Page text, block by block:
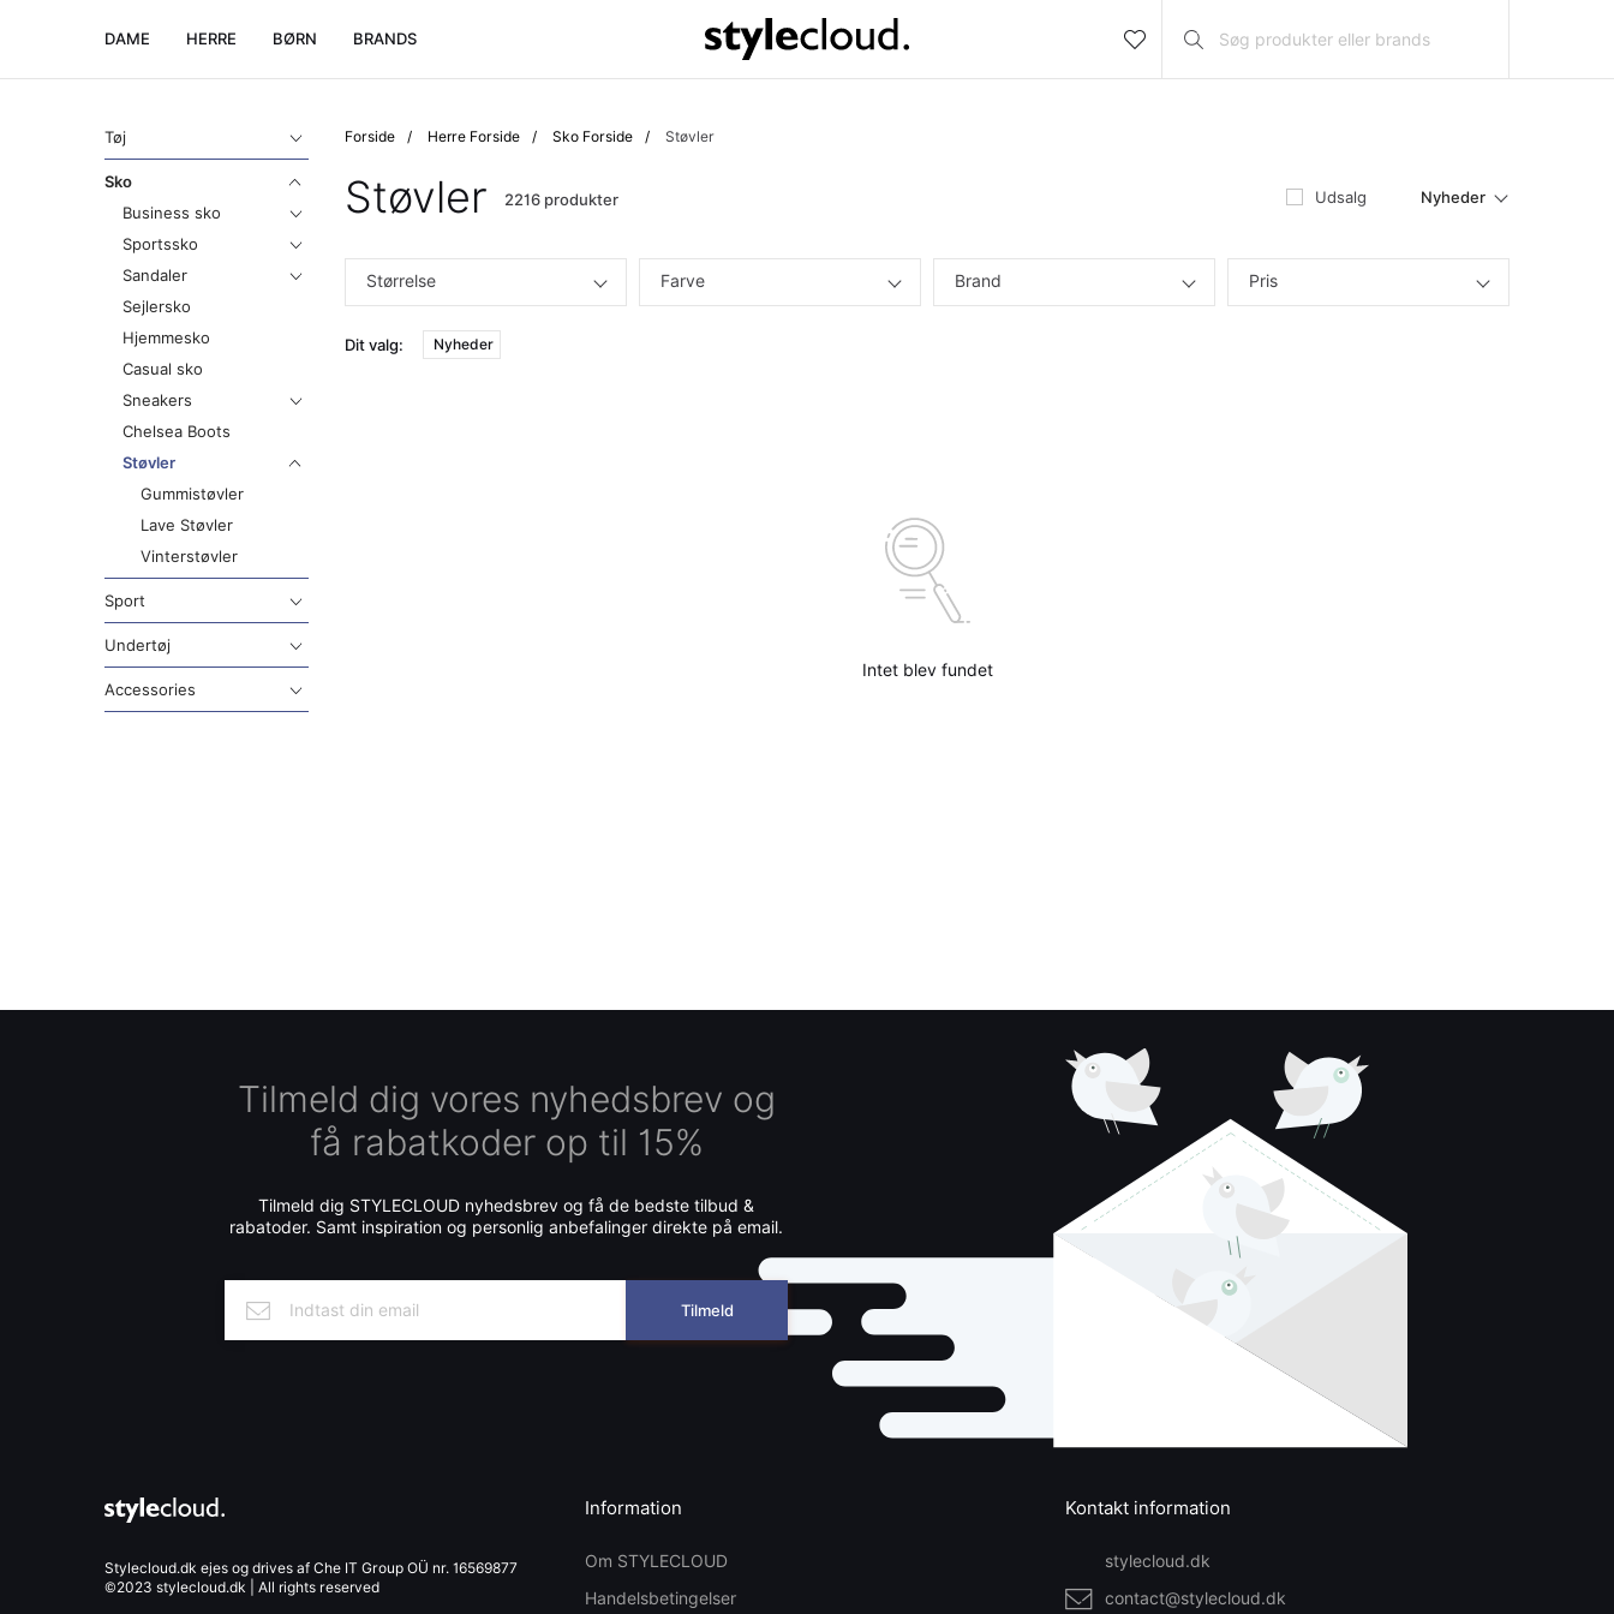
DAME HERRE BØRN BRANDS
Tøj
Sko
Business sko
Sportssko
Sandaler
Sejlersko
Hjemmesko
Casual sko
Sneakers
Chelsea Boots
Støvler
Gummistøvler
Lave Støvler
Vinterstøvler
Sport
Undertøj
Accessories
Forside Herre Forside Sko Forside Støvler
Støvler 2216 produkter Udsalg Nyheder
Størrelse Farve Brand Pris
Dit valg: Nyheder
Intet blev fundet
Tilmeld dig vores nyhedsbrev og
få rabatkoder op til 15%
Tilmeld dig STYLECLOUD nyhedsbrev og få de bedste tilbud &
rabatoder. Samt inspiration og personlig anbefalinger direkte på email.
Tilmeld
Stylecloud.dk ejes og drives af Che IT Group OÜ nr. 16569877
©2023 stylecloud.dk | All rights reserved
Information
Om STYLECLOUD
Handelsbetingelser
Kontakt information
stylecloud.dk
contact@stylecloud.dk